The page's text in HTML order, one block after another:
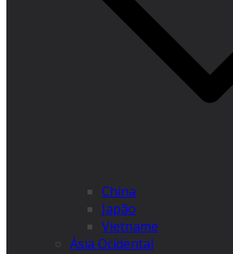
China
Japão
Vietname
Ásia Ocidental